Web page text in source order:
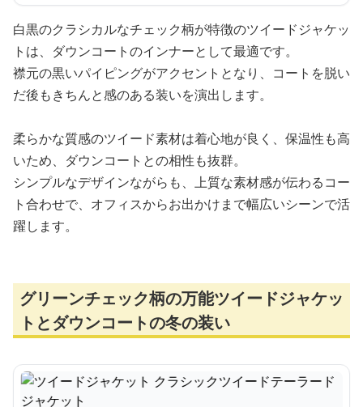
白黒のクラシカルなチェック柄が特徴のツイードジャケッ
トは、ダウンコートのインナーとして最適です。
襟元の黒いパイピングがアクセントとなり、コートを脱い
だ後もきちんと感のある装いを演出します。
柔らかな質感のツイード素材は着心地が良く、保温性も高
いため、ダウンコートとの相性も抜群。
シンプルなデザインながらも、上質な素材感が伝わるコー
ト合わせで、オフィスからお出かけまで幅広いシーンで活
躍します。
グリーンチェック柄の万能ツイードジャケッ
トとダウンコートの冬の装い